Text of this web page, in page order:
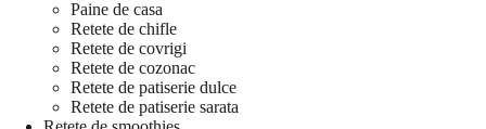
Paine de casa
Retete de chifle
Retete de covrigi
Retete de cozonac
Retete de patiserie dulce
Retete de patiserie sarata